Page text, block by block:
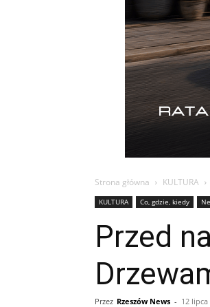
Strona główna KULTURA
KULTURA Co, gdzie, kiedy
Przed
Przez Rzeszów News - 12 lipca